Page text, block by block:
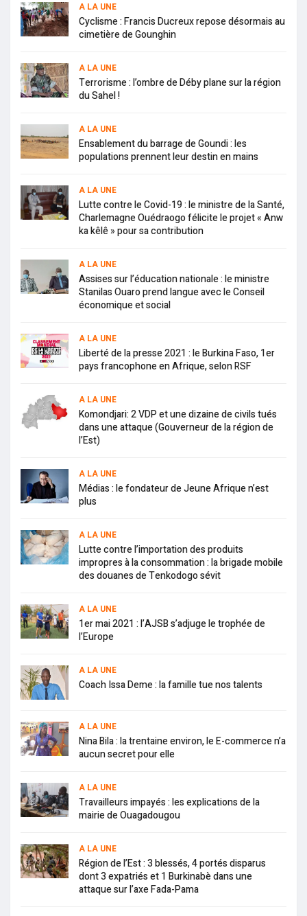
A LA UNE
Cyclisme : Francis Ducreux repose désormais au
cimetière de Gounghin
A LA UNE
Terrorisme : l’ombre de Déby plane sur la région
du Sahel !
A LA UNE
Ensablement du barrage de Goundi : les
populations prennent leur destin en mains
A LA UNE
Lutte contre le Covid-19 : le ministre de la Santé,
Charlemagne Ouédraogo félicite le projet « Anw
ka kêlê » pour sa contribution
A LA UNE
Assises sur l’éducation nationale : le ministre
Stanilas Ouaro prend langue avec le Conseil
économique et social
A LA UNE
Liberté de la presse 2021 : le Burkina Faso, 1er
pays francophone en Afrique, selon RSF
A LA UNE
Komondjari: 2 VDP et une dizaine de civils tués
dans une attaque (Gouverneur de la région de
l’Est)
A LA UNE
Médias : le fondateur de Jeune Afrique n’est
plus
A LA UNE
Lutte contre l’importation des produits
impropres à la consommation : la brigade mobile
des douanes de Tenkodogo sévit
A LA UNE
1er mai 2021 : l’AJSB s’adjuge le trophée de
l’Europe
A LA UNE
Coach Issa Deme : la famille tue nos talents
A LA UNE
Nina Bila : la trentaine environ, le E-commerce n’a
aucun secret pour elle
A LA UNE
Travailleurs impayés : les explications de la
mairie de Ouagadougou
A LA UNE
Région de l’Est : 3 blessés, 4 portés disparus
dont 3 expatriés et 1 Burkinabè dans une
attaque sur l’axe Fada-Pama